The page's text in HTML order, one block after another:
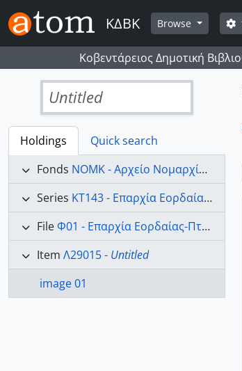
Skip to main content
ΚΔΒΚ Browse
Κοβεντάρειος Δημοτική
Untitled
Holdings
Quick search
Fonds NOMK - Αρχείο Νομαρχίας Κοζάνης
Series ΚΤ143 - Επαρχία Εορδαίας (Κοζάνη) 1941-1944
FileΦ01 - Επαρχία Εορδαίας-Πτολεμαΐδα 1941-1944
Item Λ29015 - Untitled
image 01